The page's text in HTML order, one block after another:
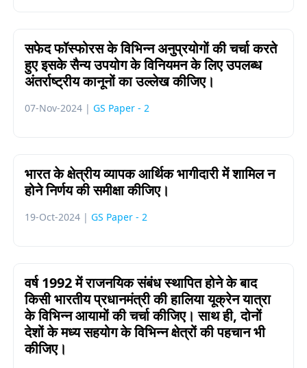
सफेद फॉस्फोरस के विभिन्न अनुप्रयोगों की चर्चा करते
हुए इसके सैन्य उपयोग के विनियमन के लिए उपलब्ध
अंतर्राष्ट्रीय कानूनों का उल्लेख कीजिए।
07-Nov-2024 | GS Paper - 2
भारत के क्षेत्रीय व्यापक आर्थिक भागीदारी में शामिल न
होने निर्णय की समीक्षा कीजिए।
19-Oct-2024 | GS Paper - 2
वर्ष 1992 में राजनयिक संबंध स्थापित होने के बाद
किसी भारतीय प्रधानमंत्री की हालिया यूक्रेन यात्रा
के विभिन्न आयामों की चर्चा कीजिए। साथ ही, दोनों
देशों के मध्य सहयोग के विभिन्न क्षेत्रों की पहचान भी
कीजिए।